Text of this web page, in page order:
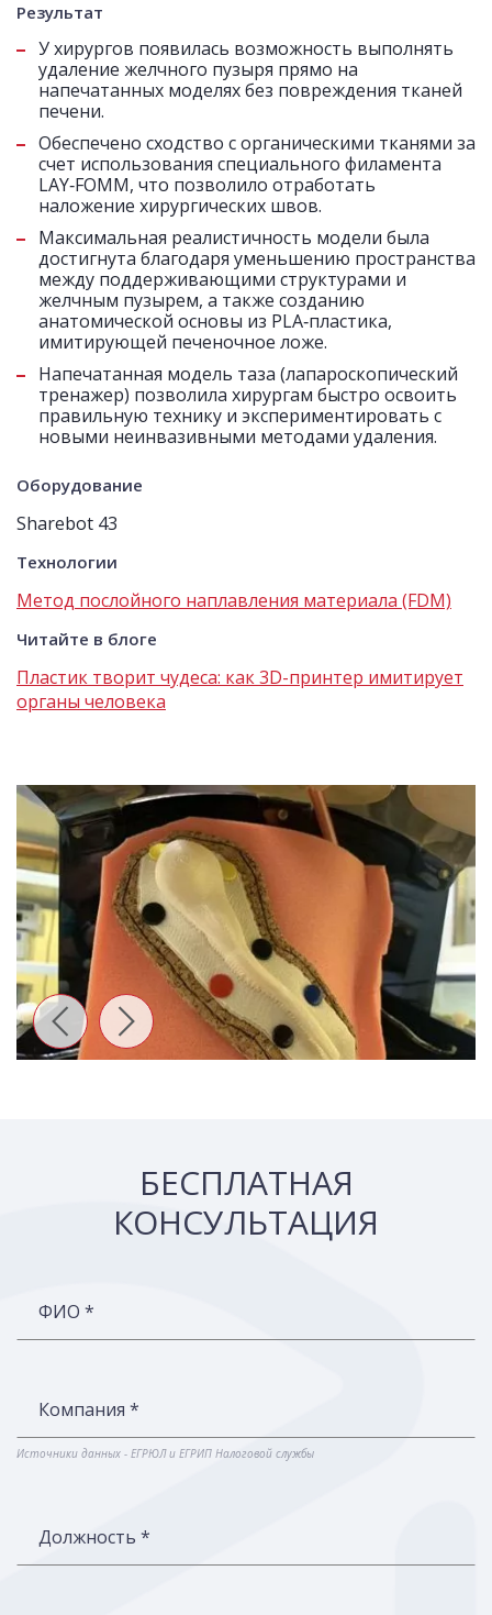
Результат
У хирургов появилась возможность выполнять
удаление желчного пузыря прямо на
напечатанных моделях без повреждения тканей
печени.
Обеспечено сходство с органическими тканями за
счет использования специального филамента
LAY‑FOMM, что позволило отработать
наложение хирургических швов.
Максимальная реалистичность модели была
достигнута благодаря уменьшению пространства
между поддерживающими структурами и
желчным пузырем, а также созданию
анатомической основы из PLA‑пластика,
имитирующей печеночное ложе.
Напечатанная модель таза (лапароскопический
тренажер) позволила хирургам быстро освоить
правильную технику и экспериментировать с
новыми неинвазивными методами удаления.
Оборудование
Sharebot 43
Технологии
Метод послойного наплавления материала (FDM)
Читайте в блоге
Пластик творит чудеса: как 3D-принтер имитирует
органы человека
БЕСПЛАТНАЯ
КОНСУЛЬТАЦИЯ
ФИО *
Компания *
Источники данных - ЕГРЮЛ и ЕГРИП Налоговой службы
Должность *